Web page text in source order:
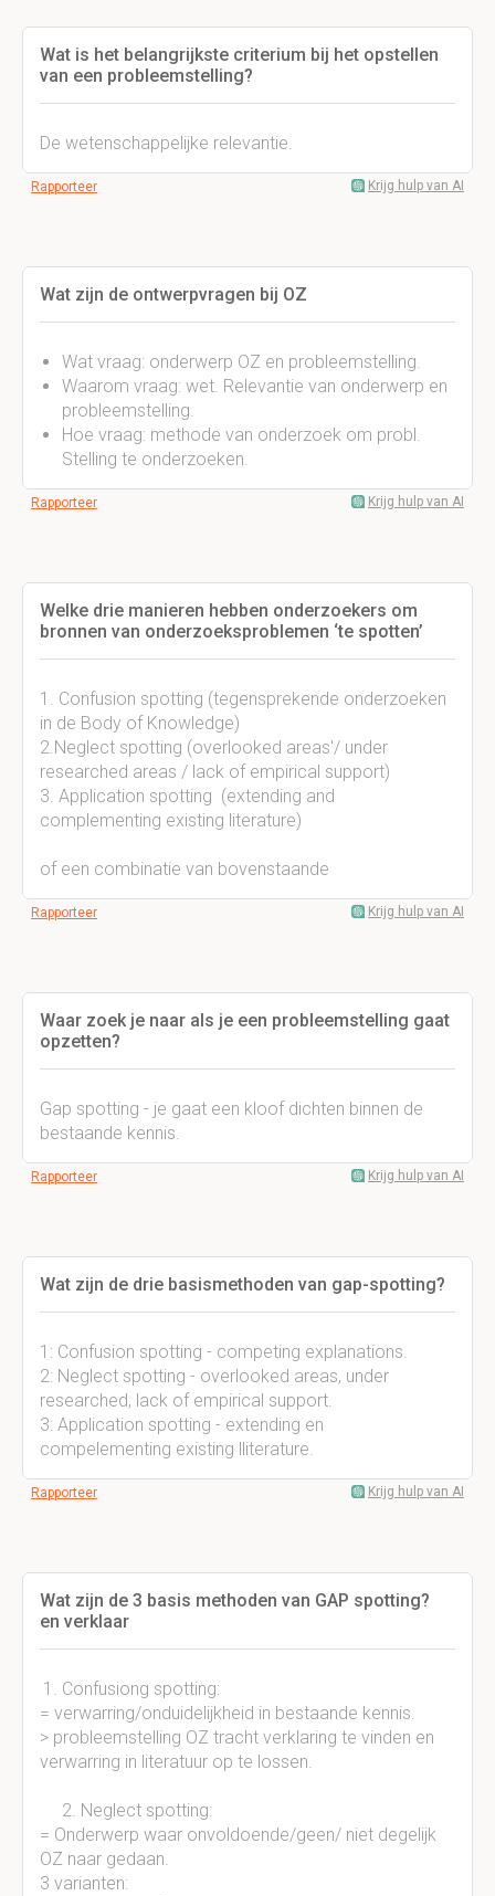
Wat is het belangrijkste criterium bij het opstellen
van een probleemstelling?
De wetenschappelijke relevantie.
Rapporteer Krijg hulp van AI
Wat zijn de ontwerpvragen bij OZ
Wat vraag: onderwerp OZ en probleemstelling.
Waarom vraag: wet. Relevantie van onderwerp en
probleemstelling.
Hoe vraag: methode van onderzoek om probl.
Stelling te onderzoeken.
Rapporteer Krijg hulp van AI
Welke drie manieren hebben onderzoekers om
bronnen van onderzoeksproblemen ‘te spotten’
1. Confusion spotting (tegensprekende onderzoeken
in de Body of Knowledge)
2.Neglect spotting (overlooked areas'/ under
researched areas / lack of empirical support)
3. Application spotting (extending and
complementing existing literature)
of een combinatie van bovenstaande
Rapporteer Krijg hulp van AI
Waar zoek je naar als je een probleemstelling gaat
opzetten?
Gap spotting - je gaat een kloof dichten binnen de
bestaande kennis.
Rapporteer Krijg hulp van AI
Wat zijn de drie basismethoden van gap-spotting?
1: Confusion spotting - competing explanations.
2: Neglect spotting - overlooked areas, under
researched, lack of empirical support.
3: Application spotting - extending en
compelementing existing lliterature.
Rapporteer Krijg hulp van AI
Wat zijn de 3 basis methoden van GAP spotting?
en verklaar
Confusiong spotting:
= verwarring/onduidelijkheid in bestaande kennis.
> probleemstelling OZ tracht verklaring te vinden en
verwarring in literatuur op te lossen.
2. Neglect spotting:
= Onderwerp waar onvoldoende/geen/ niet degelijk
OZ naar gedaan.
3 varianten: